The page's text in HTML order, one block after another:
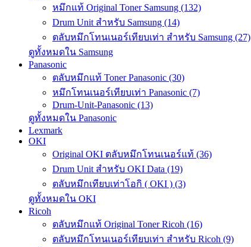
หมึกแท้ Original Toner Samsung (132)
Drum Unit สำหรับ Samsung (14)
ตลับหมึกโทนเนอร์เทียบเท่า สำหรับ Samsung (27)
ดูทั้งหมดใน Samsung
Panasonic
ตลับหมึกแท้ Toner Panasonic (30)
หมึกโทนเนอร์เทียบเท่า Panasonic (7)
Drum-Unit-Panasonic (13)
ดูทั้งหมดใน Panasonic
Lexmark
OKI
Original OKI ตลับหมึกโทนเนอร์แท้ (36)
Drum Unit สำหรับ OKI Data (19)
ตลับหมึกเทียบเท่าโอกิ ( OKI ) (3)
ดูทั้งหมดใน OKI
Ricoh
ตลับหมึกแท้ Original Toner Ricoh (16)
ตลับหมึกโทนเนอร์เทียบเท่า สำหรับ Ricoh (9)